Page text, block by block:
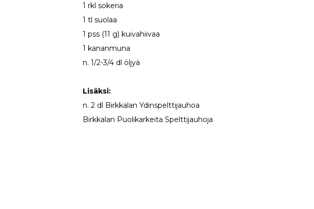
1 rkl sokeria
1 tl suolaa
1 pss (11 g) kuivahiivaa
1 kananmuna
n. 1/2-3/4 dl öljyä
Lisäksi:
n. 2 dl Birkkalan Ydinspelttijauhoa
Birkkalan Puolikarkeita Spelttijauhoja